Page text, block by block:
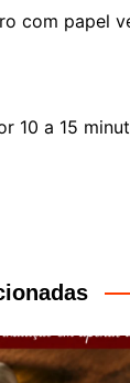
com papel
10 a 15